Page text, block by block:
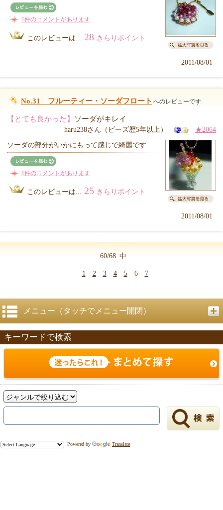
1件のコメントがあります
このレビューは... 28 きらりポイント
2011/08/01
No.31 フルーティー・ソーダフロート へのレビューです
【とても良かった】 ソーダがキレイ
haru238さん（ビーズ歴5年以上） ★2064
ソーダの部分がいかにもって感じで綺麗です…
1件のコメントがあります
このレビューは... 25 きらりポイント
2011/08/01
60/68 中
1 2 3 4 56 7
メニュー（タッチでメニュー開閉）
キーワードで検索
Powered by Translate